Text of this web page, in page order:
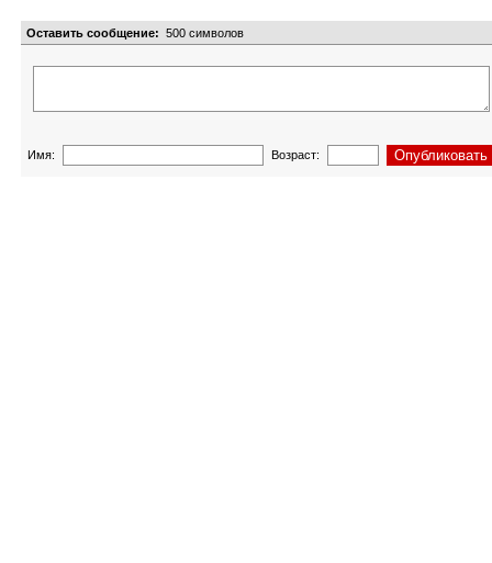
Оставить сообщение: 500 символов
Имя: Возраст: